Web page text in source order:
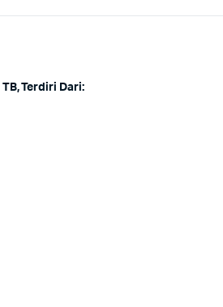
TB, Terdiri Dari: